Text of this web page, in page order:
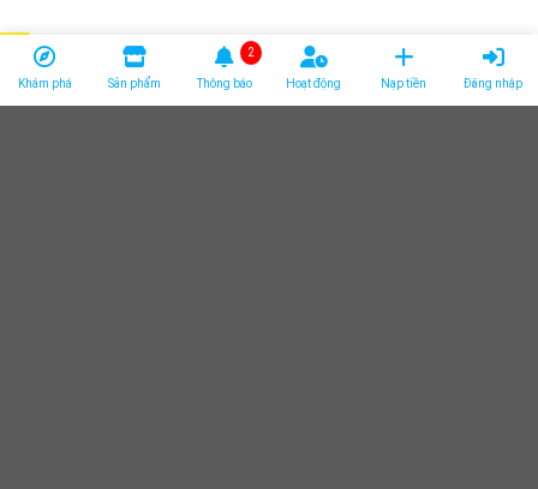
Khám phá Sản phẩm Thông báo
2
Hoạt động Nạp tiền Đăng nhập